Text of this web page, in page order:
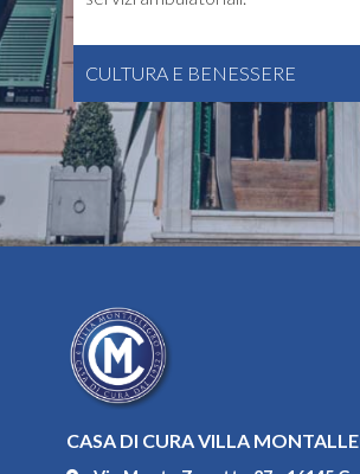
CULTURA E BENESSERE
CASA DI CURA VILLA